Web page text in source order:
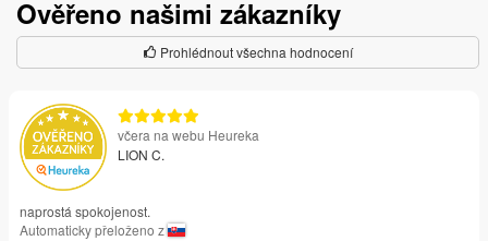
Ověřeno našimi zákazníky
Prohlédnout všechna hodnocení
včera na webu Heureka
LION C.
naprostá spokojenost.
Automaticky přeloženo z